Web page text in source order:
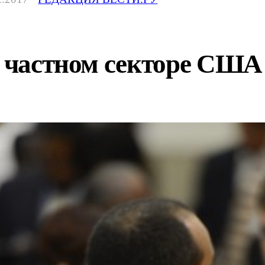
частном секторе